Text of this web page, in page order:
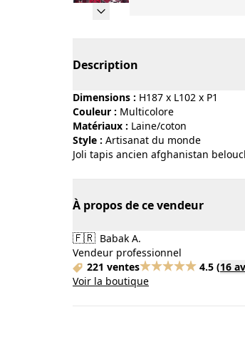
Description
Dimensions : H187 x L102 x P1
Couleur :
multicolore
Matériaux :
laine/coton
Style :
artisanat du monde
Joli tapis ancien afghanistan
À propos de ce vendeur
🇫🇷 Babak A.
Vendeur professionnel
221 ventes
4.5 (16
Voir la boutique